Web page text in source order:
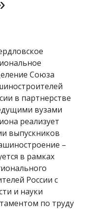
Союза
в партнерстве
вузами
реализует
выпускников
–
в рамках
России с
и науки
по труду